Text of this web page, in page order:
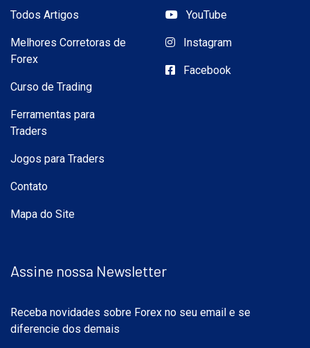
Todos Artigos
Melhores Corretoras de
Forex
Curso de Trading
Ferramentas para
Traders
Jogos para Traders
Contato
Mapa do Site
YouTube
Instagram
Facebook
Assine nossa Newsletter
Receba novidades sobre Forex no seu email e se
diferencie dos demais